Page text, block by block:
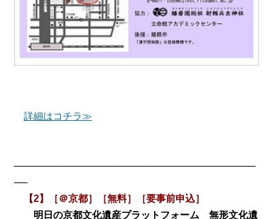
詳細はコチラ≫
────────────────────────────────────
──
【2】［＠京都］［無料］［要事前申込］
明日の京都文化遺産プラットフォーム 無形文化遺